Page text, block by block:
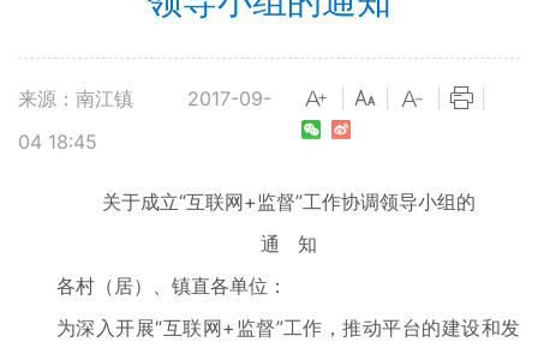
来源：南江镇
2017-09-
04 18:45
关于成立“互联网+监督”工作协调领导小组的
通 知
各村（居）、镇直各单位：
为深入开展“互联网+监督”工作，推动平台的建设和发